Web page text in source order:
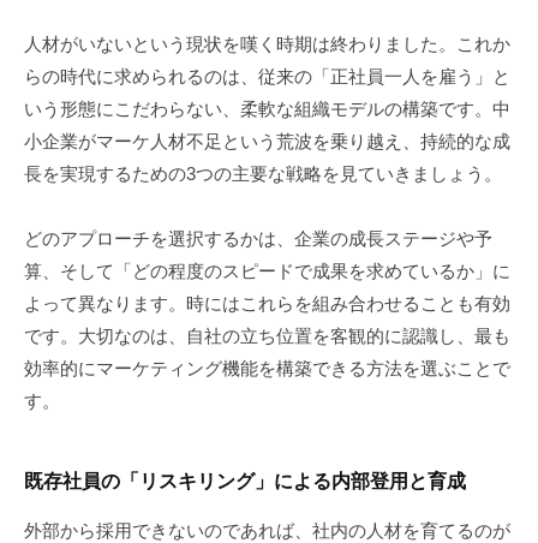
人材がいないという現状を嘆く時期は終わりました。これか
らの時代に求められるのは、従来の「正社員一人を雇う」と
いう形態にこだわらない、柔軟な組織モデルの構築です。中
小企業がマーケ人材不足という荒波を乗り越え、持続的な成
長を実現するための3つの主要な戦略を見ていきましょう。
どのアプローチを選択するかは、企業の成長ステージや予
算、そして「どの程度のスピードで成果を求めているか」に
よって異なります。時にはこれらを組み合わせることも有効
です。大切なのは、自社の立ち位置を客観的に認識し、最も
効率的にマーケティング機能を構築できる方法を選ぶことで
す。
既存社員の「リスキリング」による内部登用と育成
外部から採用できないのであれば、社内の人材を育てるのが